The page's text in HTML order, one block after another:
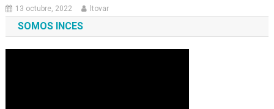
13 octubre, 2022 ltovar
SOMOS INCES